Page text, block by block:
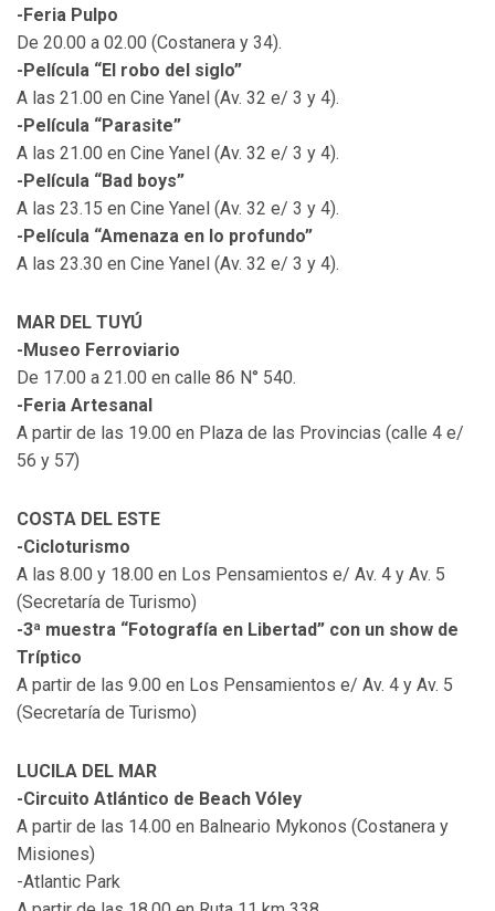
-Feria Pulpo
De 20.00 a 02.00 (Costanera y 34).
-Película “El robo del siglo”
A las 21.00 en Cine Yanel (Av. 32 e/ 3 y 4).
-Película “Parasite”
A las 21.00 en Cine Yanel (Av. 32 e/ 3 y 4).
-Película “Bad boys”
A las 23.15 en Cine Yanel (Av. 32 e/ 3 y 4).
-Película “Amenaza en lo profundo”
A las 23.30 en Cine Yanel (Av. 32 e/ 3 y 4).
MAR DEL TUYÚ
-Museo Ferroviario
De 17.00 a 21.00 en calle 86 N° 540.
-Feria Artesanal
A partir de las 19.00 en Plaza de las Provincias (calle 4 e/
56 y 57)
COSTA DEL ESTE
-Cicloturismo
A las 8.00 y 18.00 en Los Pensamientos e/ Av. 4 y Av. 5
(Secretaría de Turismo)
-3ª muestra “Fotografía en Libertad” con un show de
Tríptico
A partir de las 9.00 en Los Pensamientos e/ Av. 4 y Av. 5
(Secretaría de Turismo)
LUCILA DEL MAR
-Circuito Atlántico de Beach Vóley
A partir de las 14.00 en Balneario Mykonos (Costanera y
Misiones)
-Atlantic Park